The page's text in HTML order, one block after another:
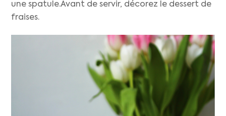
une spatule.Avant de servir, décorez le dessert de
fraises.